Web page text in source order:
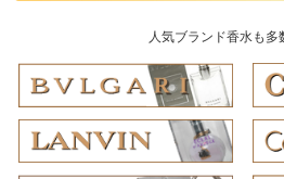
人気ブランド香水も多